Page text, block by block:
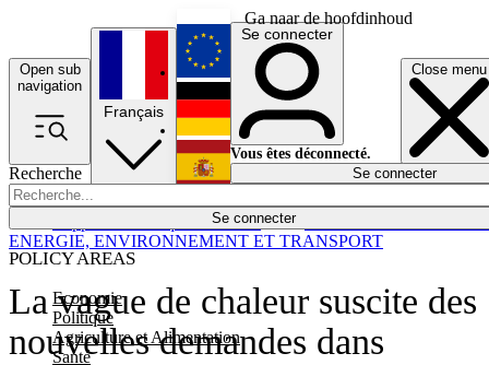
Ga naar de hoofdinhoud
Open sub
navigation
Close menu
Recherche
Se connecter
POLICY AREAS
Economie
Politique
Agriculture et Alimentation
Santé
Économie
Français
English
Deutsch
Español
Se connecter
Vous êtes déconnecté.
Se connecter
La vague de chaleur suscite des
nouvelles demandes dans
ENERGIE, ENVIRONNEMENT ET TRANSPORT